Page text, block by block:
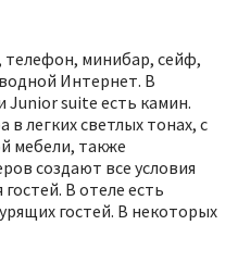
минибар, сейф,
Интернет. В
Junior suite есть камин.
легких светлых тонах, с
мебели, также
создают все условия
В отеле есть
гостей. В некоторых